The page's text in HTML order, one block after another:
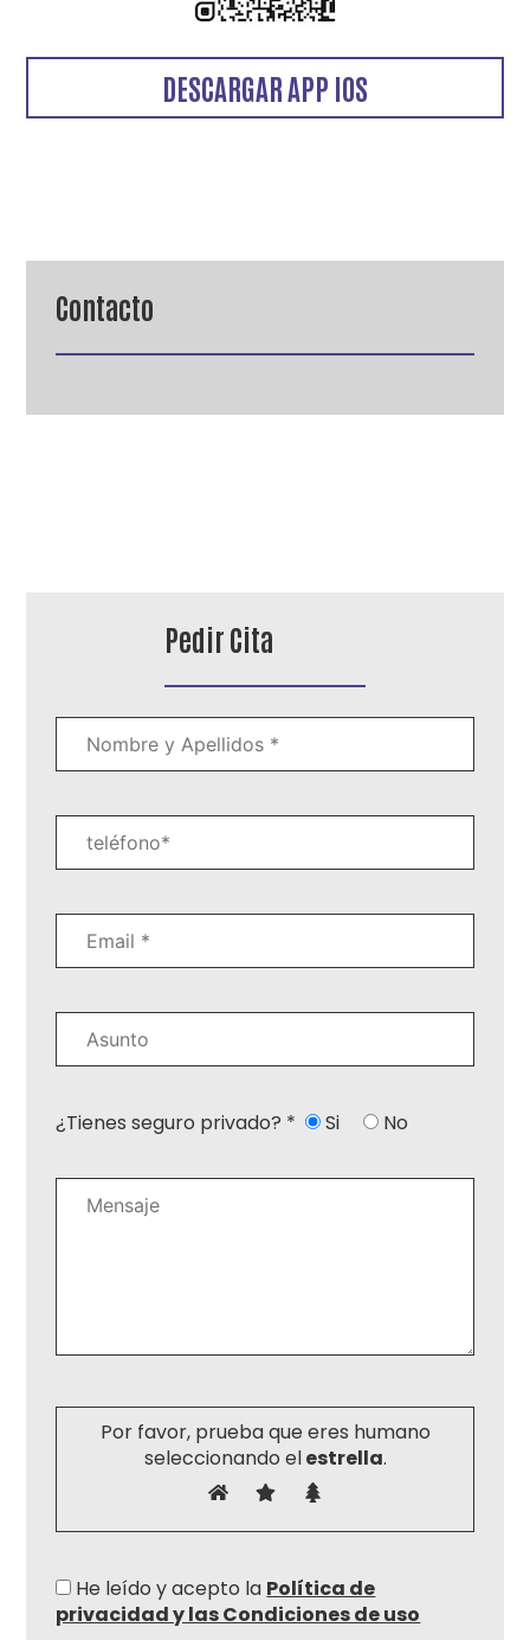
DESCARGAR APP IOS
Contacto
Pedir Cita
¿Tienes seguro privado? * Si No
Por favor, prueba que eres humano
seleccionando elestrella.
He leído y acepto la Política de
privacidad y las Condiciones de uso